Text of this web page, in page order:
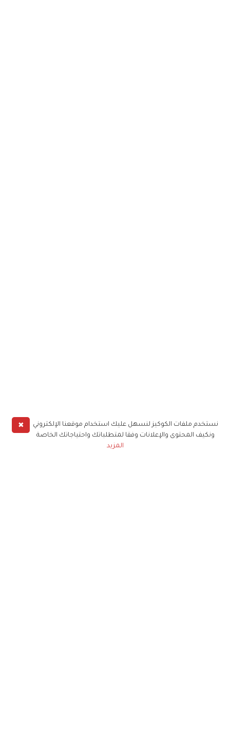
✖
نستخدم ملفات الكوكيز لنسهل عليك استخدام موقعنا الإلكتروني
ونكيف المحتوى والإعلانات وفقا لمتطلباتك واحتياجاتك الخاصة
المزيد